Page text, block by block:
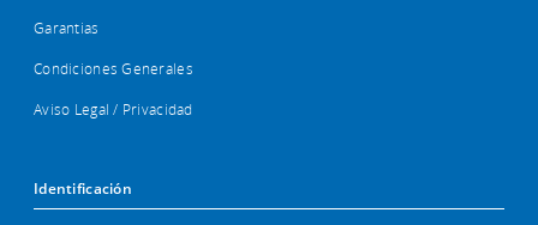
Garantias
Condiciones Generales
Aviso Legal / Privacidad
Identificación